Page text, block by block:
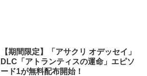
【期間限定】「アサクリ オデッセイ」
DLC「アトランティスの運命」エピソ
ード1が無料配布開始！